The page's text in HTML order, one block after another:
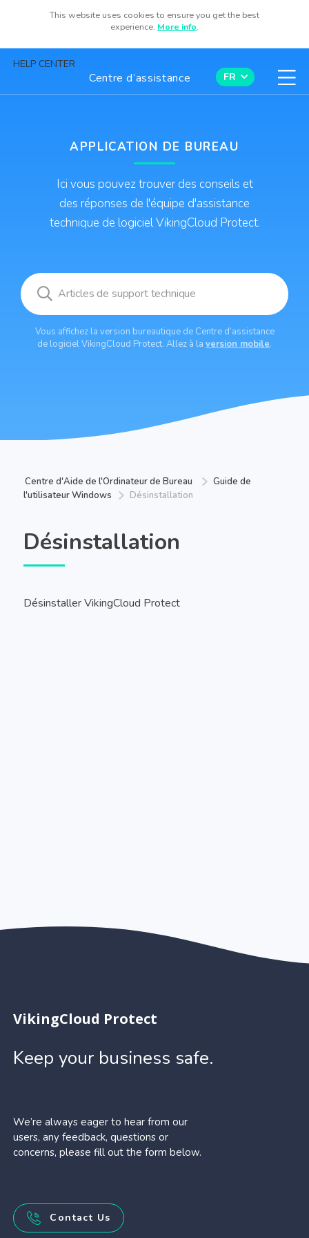
This website uses cookies to ensure you get the best
experience. More info.
HELP CENTER
Centre d’assistance FR
Available now for iOS and Android
APPLICATION DE BUREAU
Ici vous pouvez trouver des conseils et
des réponses de l'équipe d'assistance
technique de logiciel VikingCloud Protect.
Vous affichez la version bureautique de Centre d’assistance
de logiciel VikingCloud Protect. Allez à la version mobile.
Centre d'Aide de l'Ordinateur de Bureau
Guide de
l'utilisateur Windows
Désinstallation
Désinstallation
Désinstaller VikingCloud Protect
VikingCloud Protect
Keep your business safe.
We’re always eager to hear from our
users, any feedback, questions or
concerns, please fill out the form below.
Contact Us